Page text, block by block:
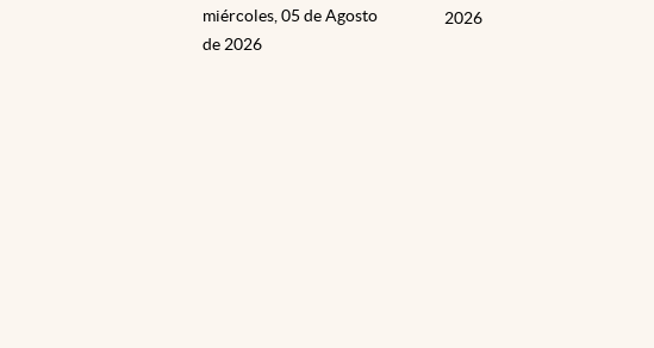
miércoles, 05 de Agosto
de 2026
2026